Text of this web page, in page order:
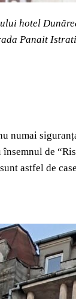
hotel
Panait
numai
de
astfel de